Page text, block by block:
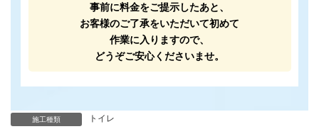
事前に料金をご提示したあと、
お客様のご了承をいただいて初めて
作業に入りますので、
どうぞご安心くださいませ。
施工種類 トイレ